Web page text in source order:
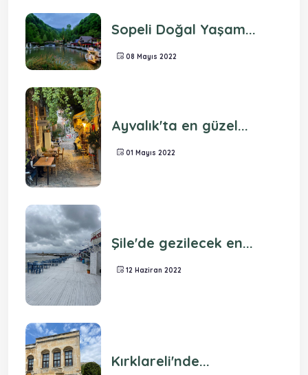
Sopeli Doğal Yaşam...
08 Mayıs 2022
Ayvalık'ta en güzel...
01 Mayıs 2022
Şile'de gezilecek en...
12 Haziran 2022
Kırklareli'nde...